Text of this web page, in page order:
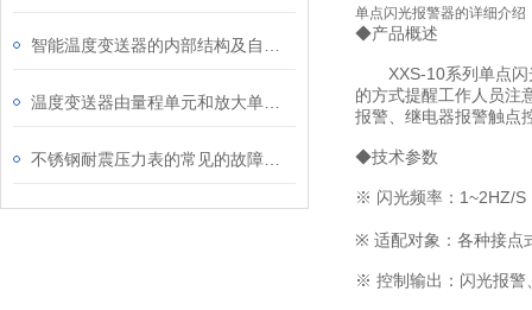
单点闪光报警器的详细介绍
◆产品概述
XXS-10系列单点闪光
的方式提醒工作人员注
报警、继电器报警触点
◆技术参数
※ 闪光频率：1~2HZ/S
※ 适配对象：各种接点
※ 控制输出：闪光报警